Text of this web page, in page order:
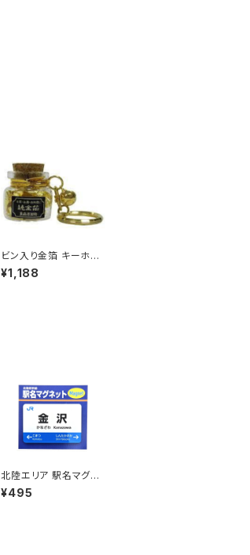
ビン入り金箔 キーホル
ダー（大）
¥1,188
北陸エリア 駅名マグネ
ット 金沢
¥495